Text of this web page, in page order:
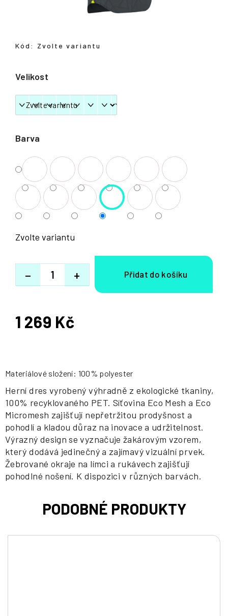
Barva
Velikost
Zvolte variantu
+
−
Kód: Zvolte variantu
1 269 Kč
Měrná
Materiálové složení: 100% polyester
Herní dres vyrobený výhradně z ekologické tkaniny,
100% recyklovaného PET. Síťovina Eco Mesh a Eco
Micromesh zajišťují nepřetržitou prodyšnost a
pohodlí a kladou důraz na inovace a udržitelnost.
Výrazný design se vyznačuje žakárovým vzorem,
který dodává jedinečný a zajímavý vizuální prvek.
Žebrované okraje na límci a rukávech zajišťují
pohodlné nošení. K dispozici v různých barvách.